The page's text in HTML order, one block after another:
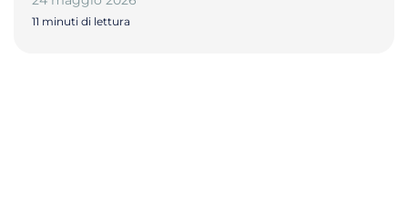
11 minuti di lettura